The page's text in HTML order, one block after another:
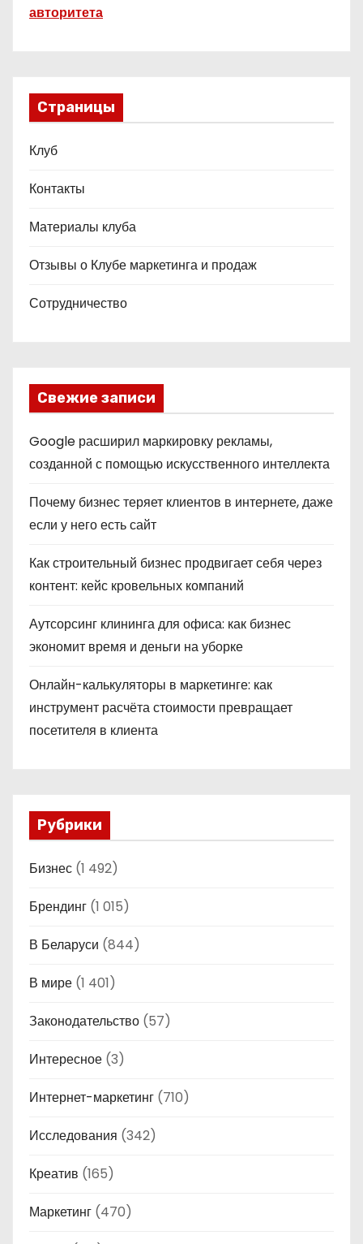
авторитета
Страницы
Клуб
Контакты
Материалы клуба
Отзывы о Клубе маркетинга и продаж
Сотрудничество
Свежие записи
Google расширил маркировку рекламы,
созданной с помощью искусственного интеллекта
Почему бизнес теряет клиентов в интернете, даже
если у него есть сайт
Как строительный бизнес продвигает себя через
контент: кейс кровельных компаний
Аутсорсинг клининга для офиса: как бизнес
экономит время и деньги на уборке
Онлайн-калькуляторы в маркетинге: как
инструмент расчёта стоимости превращает
посетителя в клиента
Рубрики
Бизнес (1 492)
Брендинг (1 015)
В Беларуси (844)
В мире (1 401)
Законодательство (57)
Интересное (3)
Интернет-маркетинг (710)
Исследования (342)
Креатив (165)
Маркетинг (470)